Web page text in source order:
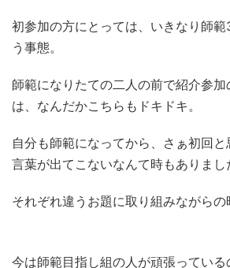
初参加の方にとっては、いきなり師
う事態。
師範になりたての二人の前で紹介参
は、なんだかこちらもドキドキ。
自分も師範になってから、さぁ初回
言葉が出てこないなんて時もありまし
それぞれ違うお題に取り組みながらの
今は師範目指し組の人が頑張ってい